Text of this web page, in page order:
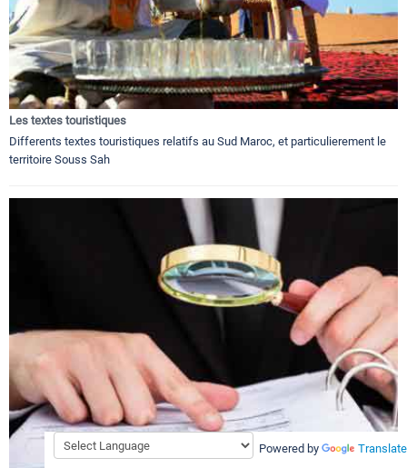
Les textes touristiques
Differents textes touristiques relatifs au Sud Maroc, et particulierement le
territoire Souss Sah
Powered by Translate